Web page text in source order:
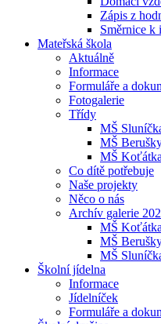
Zápis z
Směrnice k
Mateřská škola
Aktuálně
Informace
Formuláře a
Fotogalerie
Třídy
MŠ
MŠ
MŠ Koťátka
Co dítě potřebuje
Naše projekty
Něco o nás
Archív galerie
MŠ Koťátka
MŠ
MŠ
Školní jídelna
Informace
Jídelníček
Formuláře a